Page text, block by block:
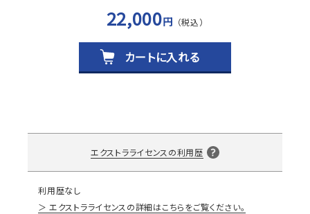
22,000円
カートに入れる
エクストラライセンスの利用歴
利用歴なし
エクストラライセンスの詳細はこちらをご覧ください。